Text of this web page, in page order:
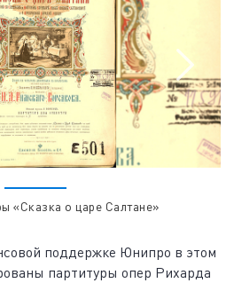
«Сказка о царе Салтане»
поддержке Юнипро в этом
партитуры опер Рихарда